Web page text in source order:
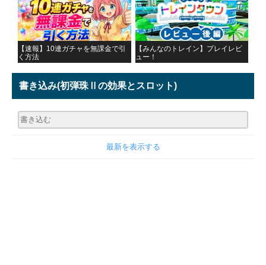
【速報】10連ガチャを無課金で引
く方法
【みんなのトレイン】プレイレビ
ュー！
書き込み(初弾珠Ⅱの効果とスロット)
最新を表示する